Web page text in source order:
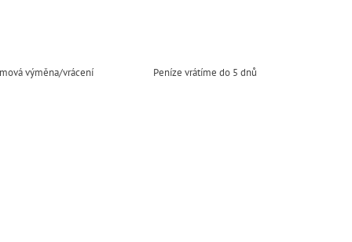
výměna/vrácení Peníze vrátíme do 5 dnů